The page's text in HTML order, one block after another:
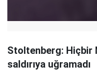
Stoltenberg: Hiçbir
saldırıya uğramadı